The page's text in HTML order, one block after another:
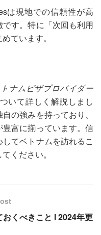
は現地での信頼性が高
す。特に「次回も利用
ています。
ナムビザプロバイダー
いて詳しく解説しまし
の強みを持っており、
富に揃っています。信
てベトナムを訪れるこ
ください。
くべきこと I 2024年更